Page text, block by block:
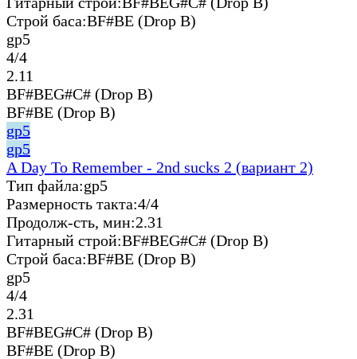
Строй баса:BF#BE (Drop B)
gp5
4/4
2.11
BF#BEG#C# (Drop B)
BF#BE (Drop B)
gp5
gp5
A Day To Remember - 2nd sucks 2 (вариант 2)
Тип файла:gp5
Размерность такта:4/4
Продолж-сть, мин:2.31
Гитарный строй:BF#BEG#C# (Drop B)
Строй баса:BF#BE (Drop B)
gp5
4/4
2.31
BF#BEG#C# (Drop B)
BF#BE (Drop B)